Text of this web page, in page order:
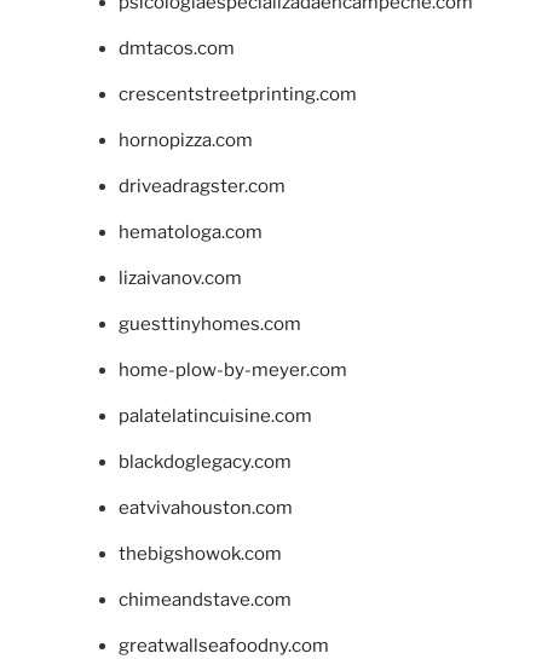
dmtacos.com
crescentstreetprinting.com
hornopizza.com
driveadragster.com
hematologa.com
lizaivanov.com
guesttinyhomes.com
home-plow-by-meyer.com
palatelatincuisine.com
blackdoglegacy.com
eatvivahouston.com
thebigshowok.com
chimeandstave.com
greatwallseafoodny.com